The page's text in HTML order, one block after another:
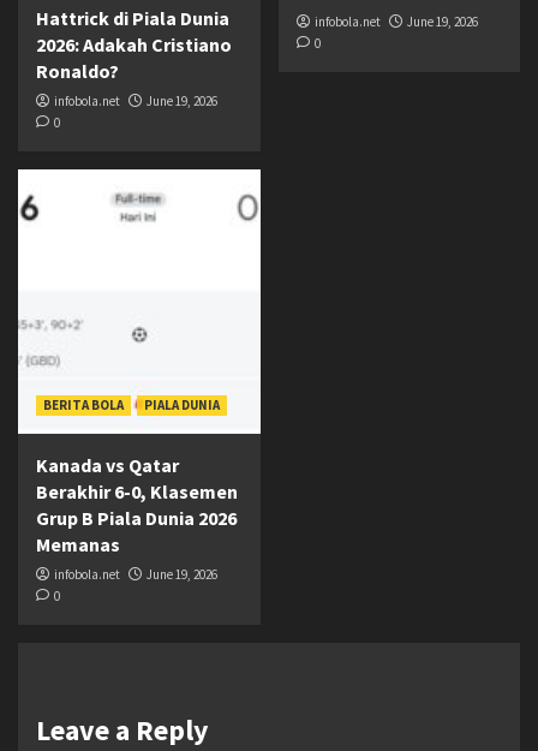
Hattrick di Piala Dunia
2026: Adakah Cristiano
Ronaldo?
infobola.net
June 19, 2026
0
infobola.net
June 19, 2026
0
BERITA BOLA PIALA DUNIA
Kanada vs Qatar
Berakhir 6-0, Klasemen
Grup B Piala Dunia 2026
Memanas
infobola.net
June 19, 2026
0
Leave a Reply